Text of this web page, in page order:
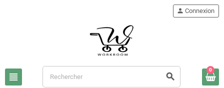
view_headline search
person Connexion
0